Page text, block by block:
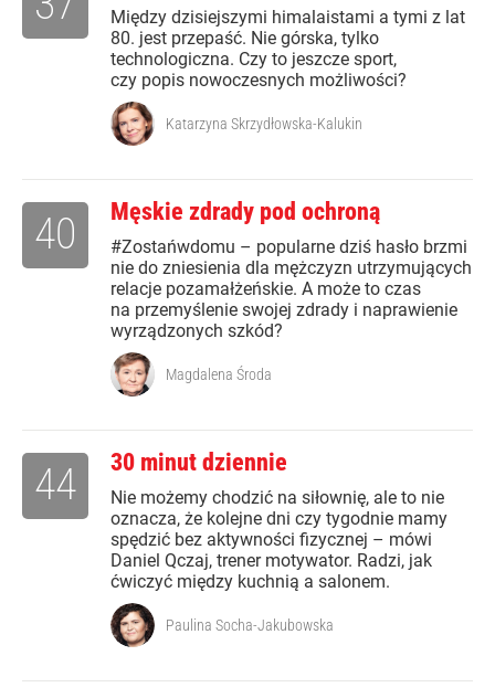
Między dzisiejszymi himalaistami a tymi z lat
80. jest przepaść. Nie górska, tylko
technologiczna. Czy to jeszcze sport,
czy popis nowoczesnych możliwości?
Katarzyna Skrzydłowska-Kalukin
Męskie zdrady pod ochroną
#Zostańwdomu – popularne dziś hasło brzmi
nie do zniesienia dla mężczyzn utrzymujących
relacje pozamałżeńskie. A może to czas
na przemyślenie swojej zdrady i naprawienie
wyrządzonych szkód?
40
Magdalena Środa
30 minut dziennie
Nie możemy chodzić na siłownię, ale to nie
oznacza, że kolejne dni czy tygodnie mamy
spędzić bez aktywności fizycznej – mówi
Daniel Qczaj, trener motywator. Radzi, jak
ćwiczyć między kuchnią a salonem.
44
Paulina Socha-Jakubowska